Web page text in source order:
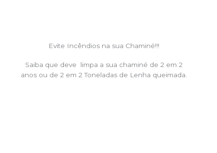
Evite Incêndios na sua Chaminé!!!
Saiba que deve limpa a sua chaminé de 2 em 2
anos ou de 2 em 2 Toneladas de Lenha queimada.